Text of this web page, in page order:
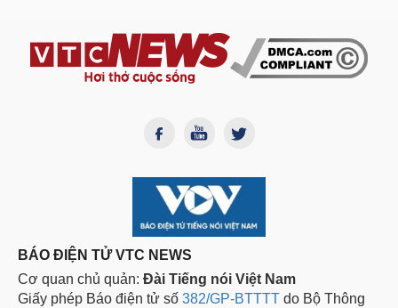
BÁO ĐIỆN TỬ VTC NEWS
Cơ quan chủ quản: Đài Tiếng nói Việt Nam
Giấy phép Báo điện tử số 382/GP-BTTTT do Bộ Thông